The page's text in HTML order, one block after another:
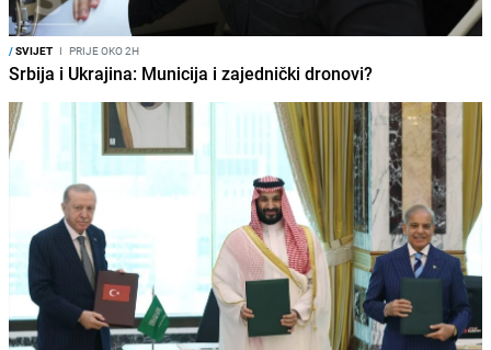
/SVIJET I PRIJE OKO 2H
Srbija i Ukrajina: Municija i zajednički dronovi?